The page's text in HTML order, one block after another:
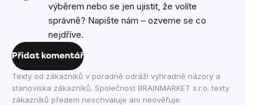
výběrem nebo se jen ujistit, že volíte
správně? Napište nám – ozveme se co
nejdříve.
Přidat komentář
Texty od zákazníků v poradně odráží výhradně názory a
stanoviska zákazníků. Společnost BRAINMARKET s.r.o. texty
zákazníků předem neschvaluje ani neověřuje.